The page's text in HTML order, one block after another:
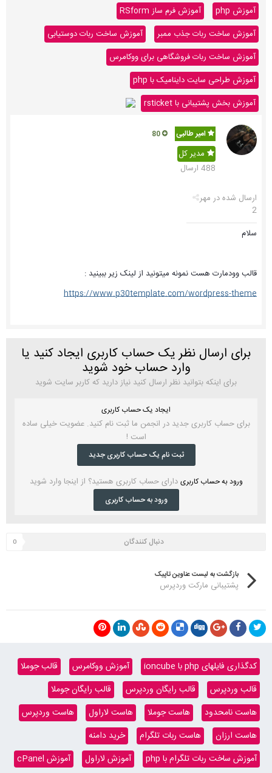
آموزش php
آموزش فرم ساز RSform
آموزش ساخت ربات جذب ممبر
آموزش ساخت ربات دوستیابی
آموزش ساخت ربات فروشگاهی برای ووکامرس
آموزش طراحی سایت داینامیک با php
آموزش بخش پشتیبانی با rsticket
امیر طالبی
مدیر کل
488 ارسال
ارسال شده در مهر
2
سلام
قالب وودمارت هست نمونه میتونید از لینک زیر ببینید :
https://www.p30template.com/wordpress-theme
برای ارسال نظر یک حساب کاربری ایجاد کنید یا
وارد حساب خود شوید
برای اینکه بتوانید نظر ارسال کنید نیاز دارید که کاربر سایت شوید
ایجاد یک حساب کاربری
برای حساب کاربری جدید در انجمن ما ثبت نام کنید. عضویت خیلی ساده
است !
ثبت نام یک حساب کاربری جدید
ورود به حساب کاربری دارای حساب کاربری هستید؟ از اینجا وارد شوید
ورود به حساب کاربری
دنبال کنندگان 0
بازگشت به لیست عناوین تاپیک
پشتیبانی مارکت وردپرس
کدگذاری فایلهای php با ioncube آموزش ووکامرس
قالب جوملا
قالب وردپرس
قالب رایگان وردپرس
قالب رایگان جوملا
هاست نامحدود
هاست جوملا هاست لاراول
هاست وردپرس
هاست ارزان
هاست ربات تلگرام
خرید دامنه
آموزش ساخت ربات تلگرام با php
آموزش لاراول آموزش cPanel